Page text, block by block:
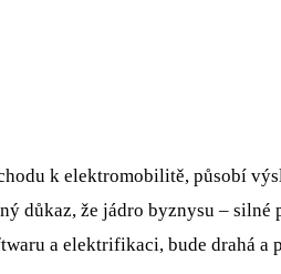
k elektromobilitě, působí
důkaz, že jádro byznysu –
a elektrifikaci, bude drahá a